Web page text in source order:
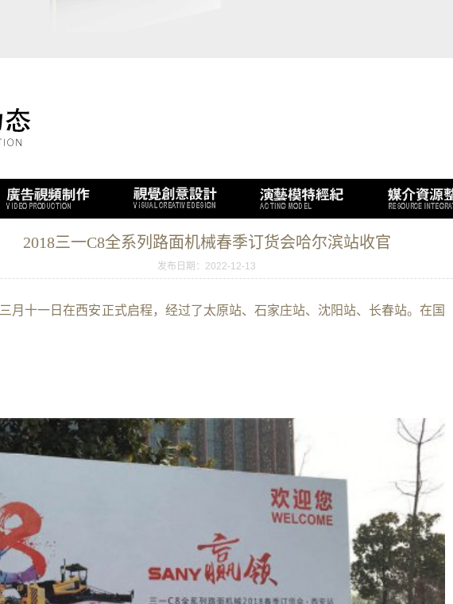
2018三一C8全系列路面机械春季订货会哈尔滨站收官
发布日期：2022-12-13
三月十一日在西安正式启程，经过了太原站、石家庄站、沈阳站、长春站。在国